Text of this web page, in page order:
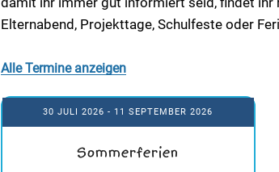
Elternabend, Projekttage, Schulfeste oder
Alle Termine anzeigen
30 JULI 2026 - 11 SEPTEMBER 2026
Sommerferien